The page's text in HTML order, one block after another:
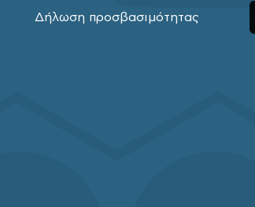
Δήλωση προσβασιμότητας